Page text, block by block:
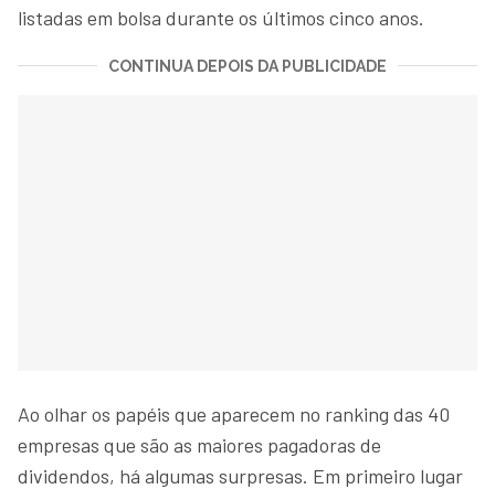
listadas em bolsa durante os últimos cinco anos.
CONTINUA DEPOIS DA PUBLICIDADE
Ao olhar os papéis que aparecem no ranking das 40
empresas que são as maiores pagadoras de
dividendos, há algumas surpresas. Em primeiro lugar